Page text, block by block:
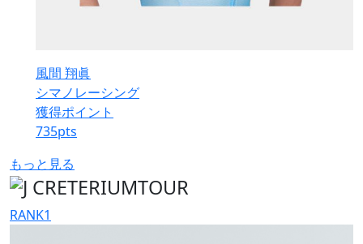
風間 翔眞
シマノレーシング
獲得ポイント
735pts
もっと見る
RANK1